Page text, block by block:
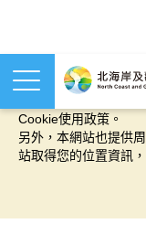
本網站使用cookies等
Cookie使用政策。
另外，本網站也提供
站取得您的位置資訊